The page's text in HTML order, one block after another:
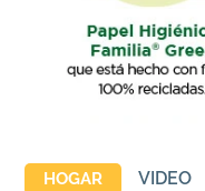
HOGAR VIDEO